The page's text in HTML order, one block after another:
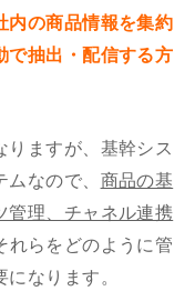
内の商品情報を集約
で抽出・配信する方
りますが、基幹シス
なので、 商品の基
管理、チャネル連携
れらをどのように管
なります。